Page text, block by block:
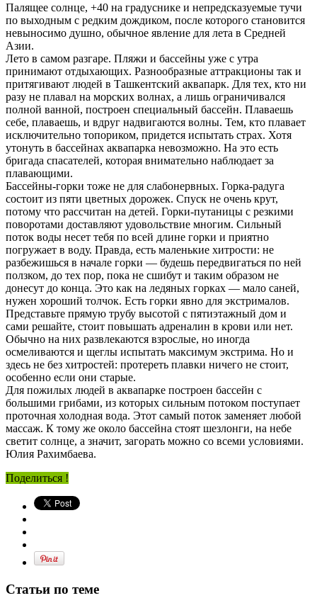
Палящее солнце, +40 на градуснике и непредсказуемые тучи
по выходным с редким дождиком, после которого становится
невыносимо душно, обычное явление для лета в Средней
Азии.
Лето в самом разгаре. Пляжи и бассейны уже с утра
принимают отдыхающих. Разнообразные аттракционы так и
притягивают людей в Ташкентский аквапарк. Для тех, кто ни
разу не плавал на морских волнах, а лишь ограничивался
полной ванной, построен специальный бассейн. Плаваешь
себе, плаваешь, и вдруг надвигаются волны. Тем, кто плавает
исключительно топориком, придется испытать страх. Хотя
утонуть в бассейнах аквапарка невозможно. На это есть
бригада спасателей, которая внимательно наблюдает за
плавающими.
Бассейны-горки тоже не для слабонервных. Горка-радуга
состоит из пяти цветных дорожек. Спуск не очень крут,
потому что рассчитан на детей. Горки-путаницы с резкими
поворотами доставляют удовольствие многим. Сильный
поток воды несет тебя по всей длине горки и приятно
погружает в воду. Правда, есть маленькие хитрости: не
разбежишься в начале горки — будешь передвигаться по ней
ползком, до тех пор, пока не сшибут и таким образом не
донесут до конца. Это как на ледяных горках — мало саней,
нужен хороший толчок. Есть горки явно для экстрималов.
Представьте прямую трубу высотой с пятиэтажный дом и
сами решайте, стоит повышать адреналин в крови или нет.
Обычно на них развлекаются взрослые, но иногда
осмеливаются и щеглы испытать максимум экстрима. Но и
здесь не без хитростей: протереть плавки ничего не стоит,
особенно если они старые.
Для пожилых людей в аквапарке построен бассейн с
большими грибами, из которых сильным потоком поступает
проточная холодная вода. Этот самый поток заменяет любой
массаж. К тому же около бассейна стоят шезлонги, на небе
светит солнце, а значит, загорать можно со всеми условиями.
Юлия Рахимбаева.
Поделиться !
Статьи по теме